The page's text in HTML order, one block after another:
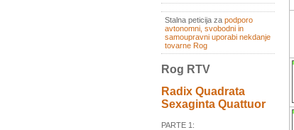
Stalna peticija za podporo
avtonomni, svobodni in
samoupravni uporabi nekdanje
tovarne Rog
Rog RTV
Radix Quadrata
Sexaginta Quattuor
PARTE 1: